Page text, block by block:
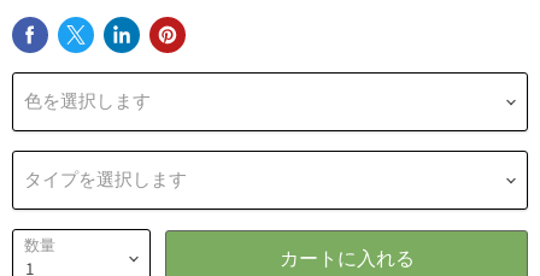
色を選択します
タイプを選択します
数量 カートに入れる